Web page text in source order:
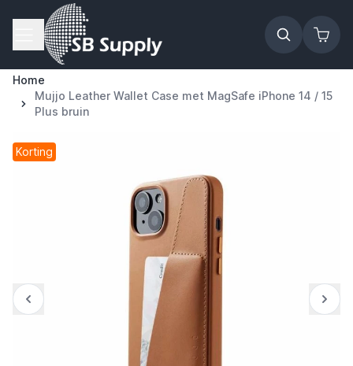
Ga naar de inhoud
Home
Mujjo Leather Wallet Case met MagSafe iPhone 14 / 15
Plus bruin
Korting